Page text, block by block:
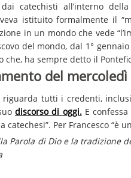
dai catechisti all’interno
istituito formalmente il
in un mondo che vede
del mondo, dal 1°
che, ha sempre detto il
del mercoledì
riguarda tutti i credenti,
discorso di oggi.E confessa
catechesi”. Per Francesco “è
Parola di Dio e la tradizione